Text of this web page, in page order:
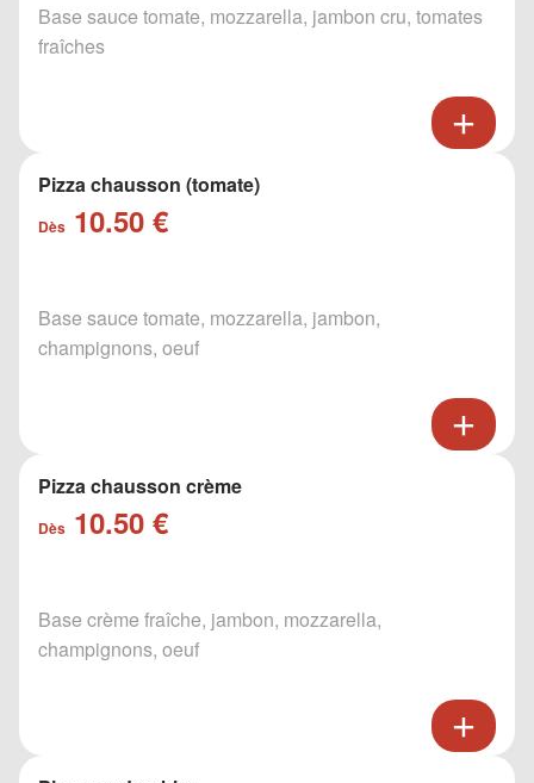
Base sauce tomate, mozzarella, jambon cru, tomates
fraîches
Pizza chausson (tomate)
Dès 10.50 €
Base sauce tomate, mozzarella, jambon,
champignons, oeuf
Pizza chausson crème
Dès 10.50 €
Base crème fraîche, jambon, mozzarella,
champignons, oeuf